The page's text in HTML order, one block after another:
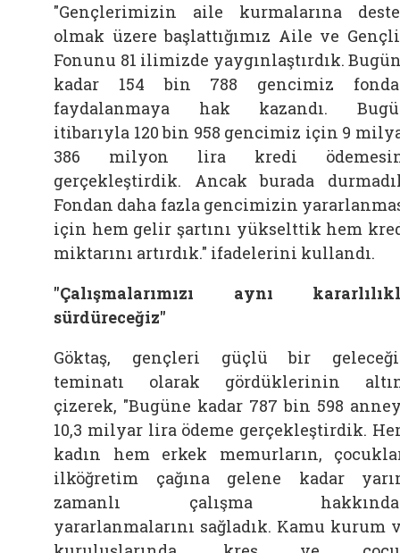
"Gençlerimizin aile kurmalarına
olmak üzere başlattığımız Aile ve
Fonunu 81 ilimizde yaygınlaştırdık.
kadar 154 bin 788 gencimiz
faydalanmaya hak kazandı.
itibarıyla 120 bin 958 gencimiz için 9
386 milyon lira kredi
gerçekleştirdik. Ancak burada
Fondan daha fazla gencimizin
için hem gelir şartını yükselttik hem
miktarını artırdık." ifadelerini kullandı.
"Çalışmalarımızı aynı
sürdüreceğiz"
Göktaş, gençleri güçlü bir
teminatı olarak gördüklerinin
çizerek, "Bugüne kadar 787 bin 598
10,3 milyar lira ödeme gerçekleştirdik.
kadın hem erkek memurların,
ilköğretim çağına gelene kadar
zamanlı çalışma
yararlanmalarını sağladık. Kamu kurum